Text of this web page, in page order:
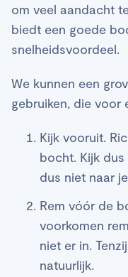
om veel aandacht
biedt een goede
snelheidsvoordeel.
We kunnen een
gebruiken, die voor
Kijk vooruit.
bocht. Kijk
dus niet naar
Rem vóór de
voorkomen
niet er in.
natuurlijk.